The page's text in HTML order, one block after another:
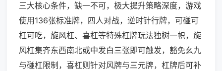
三大核心条件，缺一不可，极大提升策略深度，游戏
使用136张标准牌，四人对战，逆时针行牌，可碰可
杠可吃，旋风杠、喜杠等特殊杠牌玩法独树一帜，旋
风杠集齐东西南北或中发白三张即可触发，豁免幺九
与碰杠限制，喜杠则针对风牌与三元牌，杠牌后可补